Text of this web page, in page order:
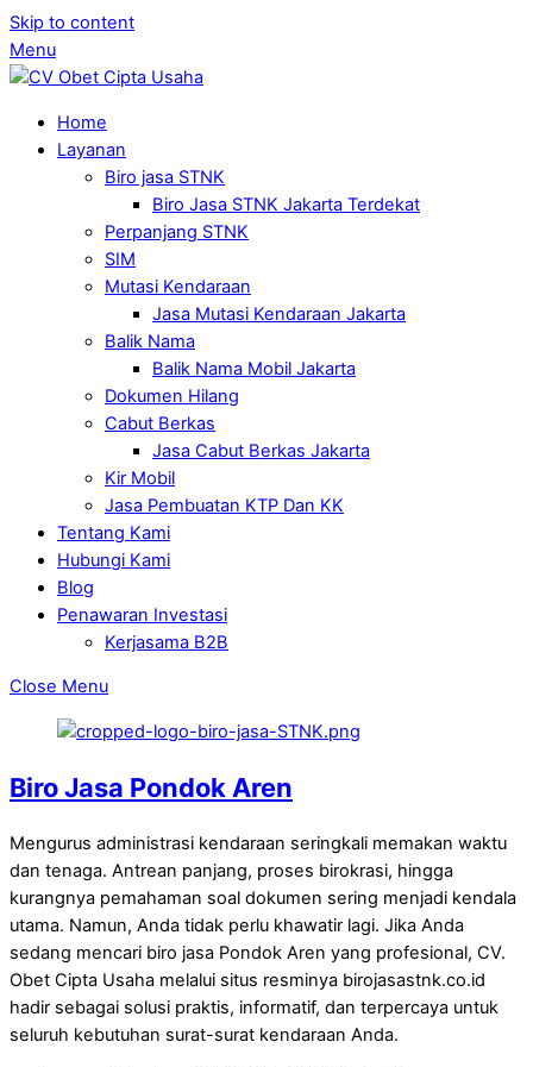
Skip to content
Menu
Home
Layanan
Biro jasa STNK
Biro Jasa STNK Jakarta Terdekat
Perpanjang STNK
SIM
Mutasi Kendaraan
Jasa Mutasi Kendaraan Jakarta
Balik Nama
Balik Nama Mobil Jakarta
Dokumen Hilang
Cabut Berkas
Jasa Cabut Berkas Jakarta
Kir Mobil
Jasa Pembuatan KTP Dan KK
Tentang Kami
Hubungi Kami
Blog
Penawaran Investasi
Kerjasama B2B
Close Menu
Biro Jasa Pondok Aren
Mengurus administrasi kendaraan seringkali memakan waktu
dan tenaga. Antrean panjang, proses birokrasi, hingga
kurangnya pemahaman soal dokumen sering menjadi kendala
utama. Namun, Anda tidak perlu khawatir lagi. Jika Anda
sedang mencari biro jasa Pondok Aren yang profesional, CV.
Obet Cipta Usaha melalui situs resminya birojasastnk.co.id
hadir sebagai solusi praktis, informatif, dan terpercaya untuk
seluruh kebutuhan surat-surat kendaraan Anda.